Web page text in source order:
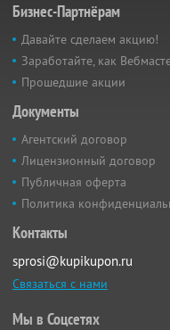
Бизнес-Партнёрам
Давайте сделаем акцию!
Заработайте, как
Прошедшие акции
Документы
Агентский договор
Лицензионный договор
Публичная оферта
Политика
Контакты
sprosi@kupikupon.ru
Связаться с нами
Мы в Соцсетях